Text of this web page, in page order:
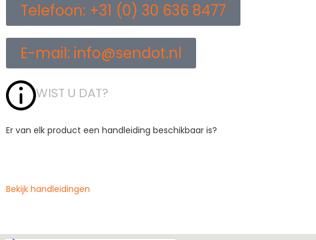
Telefoon: +31 (0) 30 636 8477
E-mail: info@sendot.nl
WIST U DAT?
Er van elk product een handleiding beschikbaar is?
Bekijk handleidingen